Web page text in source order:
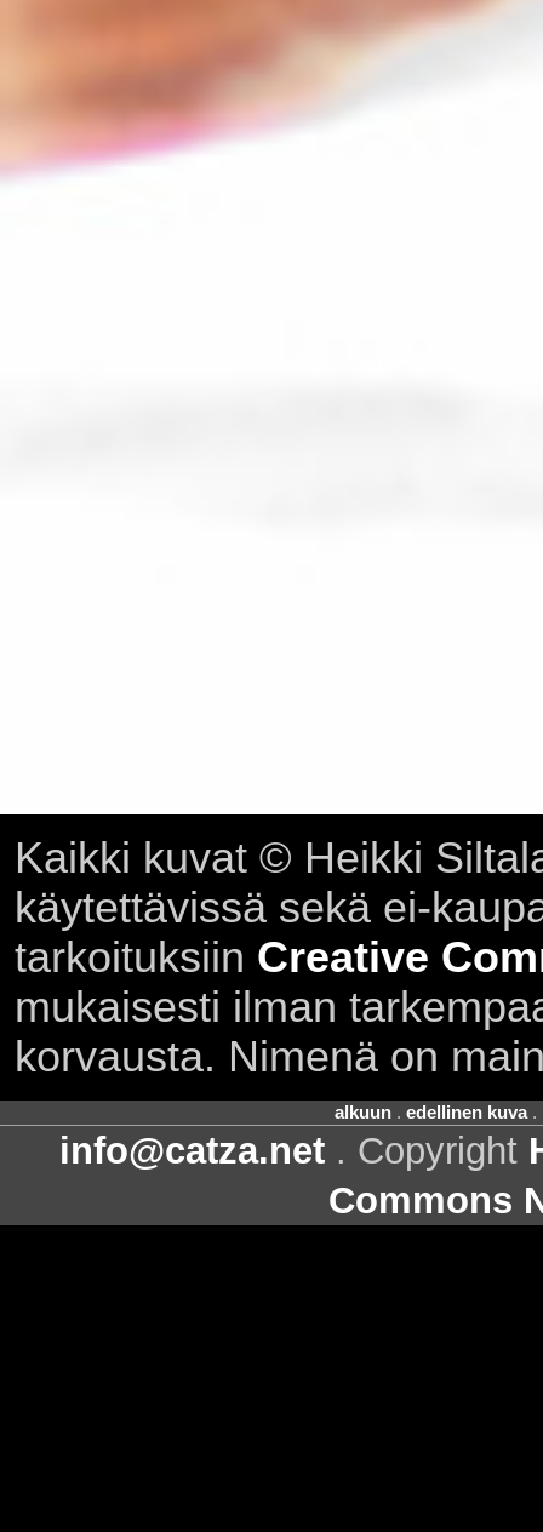
Kaikki kuvat © Heikki
käytettävissä sekä ei-
tarkoituksiin Creative
mukaisesti ilman
korvausta. Nimenä on
alkuun. edellinen kuva.
info@catza.net . Copyright
Commons